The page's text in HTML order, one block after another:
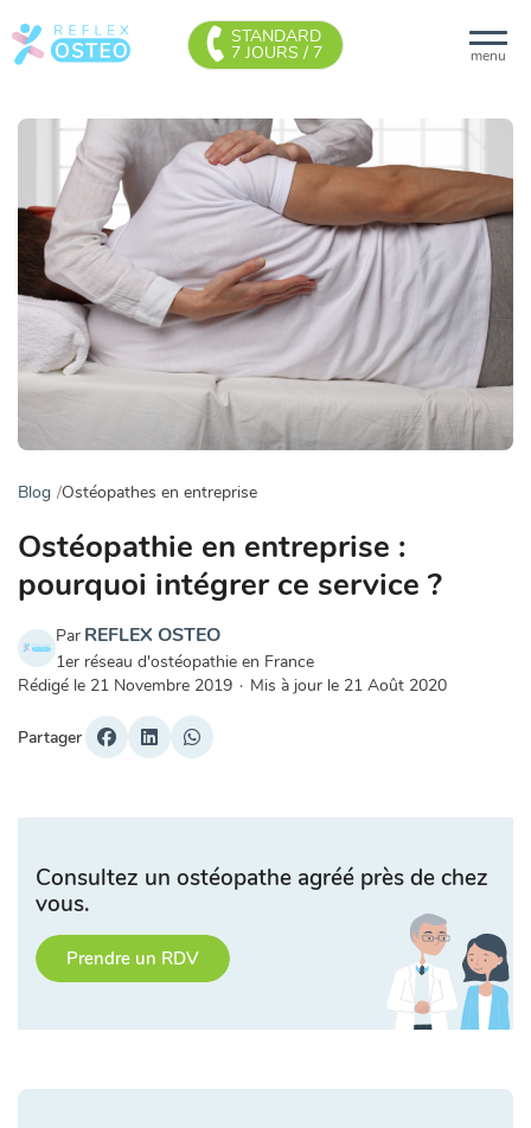
menu
STANDARD
7 JOURS / 7
Blog Ostéopathes en entreprise
Ostéopathie en entreprise :
pourquoi intégrer ce service ?
Par REFLEX OSTEO
1er réseau d'ostéopathie en France
Rédigé le 21 Novembre 2019 · Mis à jour le 21 Août 2020
Partager
Consultez un ostéopathe agréé près de chez
vous.
Prendre un RDV